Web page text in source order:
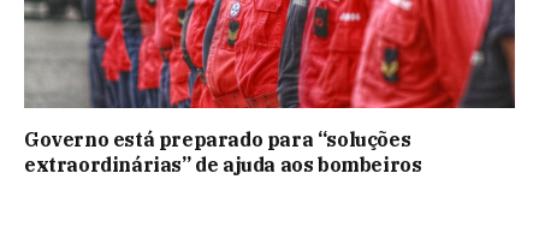
Governo está preparado para “soluções
extraordinárias” de ajuda aos bombeiros